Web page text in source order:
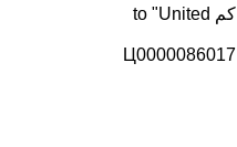
7905 كم to "United
Ц0000086017